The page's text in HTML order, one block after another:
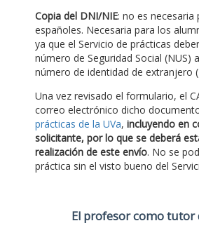
Copia del DNI/NIE: no es
españoles. Necesaria para los
ya que el Servicio de prácticas
número de Seguridad Social (NUS)
número de identidad de extranjero
Una vez revisado el formulario, el
correo electrónico dicho
prácticas de la UVa, incluyendo en
solicitante, por lo que se deberá
realización de este envío. No se
práctica sin el visto bueno del
El profesor como tutor